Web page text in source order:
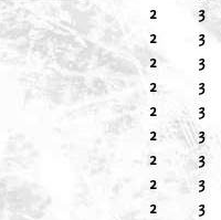
2 3
2 3
2 3
2 3
2 3
2 3
2 3
2 3
2 3